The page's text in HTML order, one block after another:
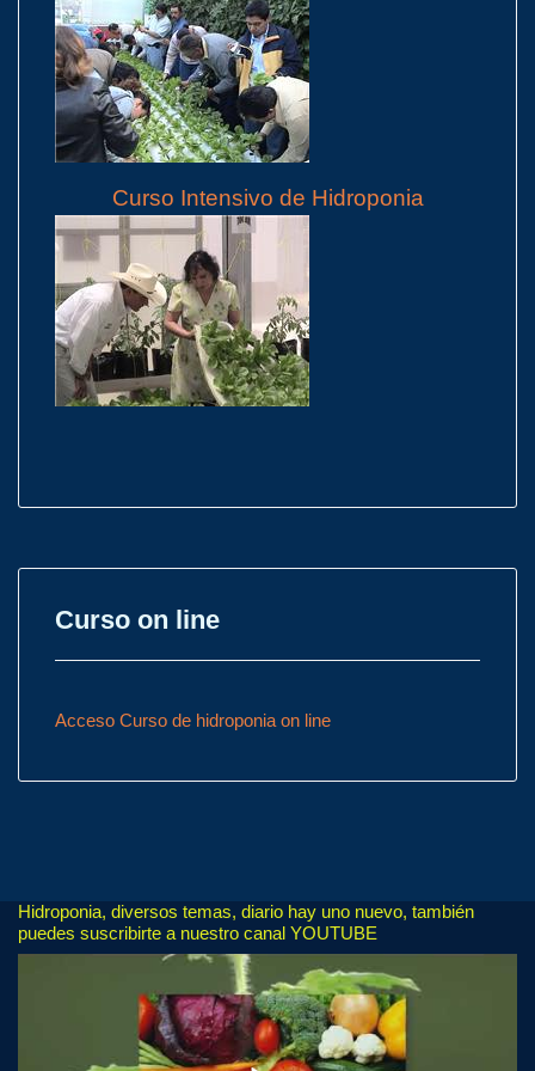
Curso Intensivo de Hidroponia
Curso on line
Acceso Curso de hidroponia on line
Hidroponia, diversos temas, diario hay uno nuevo, también
puedes suscribirte a nuestro canal YOUTUBE